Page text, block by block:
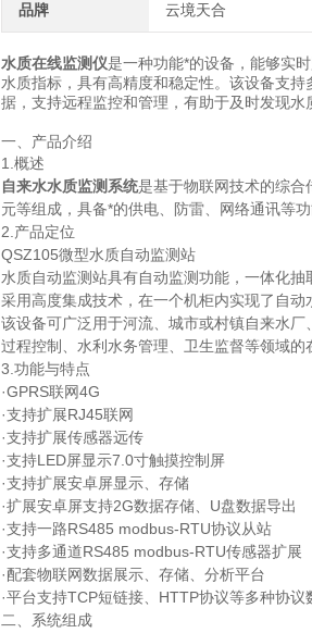
品牌 云境天合
水质在线监测仪是一种功能*的设备，能够实
水质指标，具有高精度和稳定性。该设备支
据，支持远程监控和管理，有助于及时发现水
一、产品介绍
1.概述
自来水水质监测系统是基于物联网技术的综
元等组成，具备*的供电、防雷、网络通讯等功
2.产品定位
QSZ105微型水质自动监测站
水质自动监测站具有自动监测功能，一体化
采用高度集成技术，在一个机柜内实现了自动
该设备可广泛用于河流、城市或村镇自来水
过程控制、水利水务管理、卫生监督等领域的
3.功能与特点
·GPRS联网4G
·支持扩展RJ45联网
·支持扩展传感器远传
·支持LED屏显示7.0寸触摸控制屏
·支持扩展安卓屏显示、存储
·扩展安卓屏支持2G数据存储、U盘数据导出
·支持一路RS485 modbus-RTU协议从站
·支持多通道RS485 modbus-RTU传感器扩展
·配套物联网数据展示、存储、分析平台
·平台支持TCP短链接、HTTP协议等多种协议
二、系统组成